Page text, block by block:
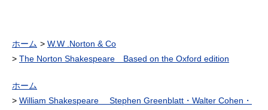
ホーム
W.W .Norton & Co
The Norton Shakespeare Based on the Oxford edition
ホーム
William Shakespeare Stephen Greenblatt・Walter Cohen・